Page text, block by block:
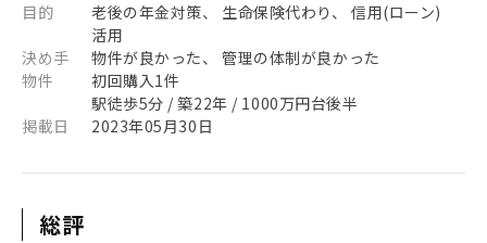
目的
老後の年金対策、 生命保険代わり、 信用(ローン)
活用
決め手
物件が良かった、 管理の体制が良かった
物件
初回購入1件
駅徒歩5分 / 築22年 / 1000万円台後半
掲載日
2023年05月30日
総評